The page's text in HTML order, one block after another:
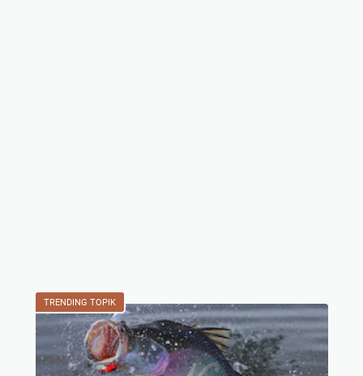
TRENDING TOPIK